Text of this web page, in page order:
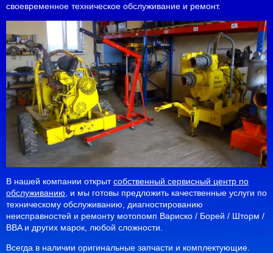
своевременное техническое обслуживание и ремонт.
В нашей компании открытсобственный сервисный центр по
обслуживанию , и мы готовы предложить качественные услуги по
техническому обслуживанию, диагностированию
неисправностей и ремонту мотопомп Вариско / Борей / Шторм /
BBA и других марок, любой сложности.
Всегда в наличии оригинальные запчасти и комплектующие.